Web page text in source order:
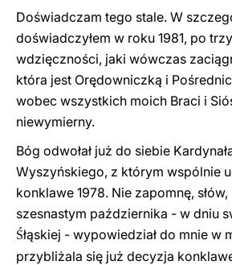
Doświadczam tego stale. W
doświadczyłem w roku 1981, po
wdzięczności, jaki wówczas
która jest Orędowniczką i
wobec wszystkich moich Braci i
niewymierny.
Bóg odwołał już do siebie
Wyszyńskiego, z którym wspólnie
konklawe 1978. Nie zapomnę,
szesnastym października - w dniu
Śłąskiej - wypowiedział do mnie w
przybliżala się już decyzja